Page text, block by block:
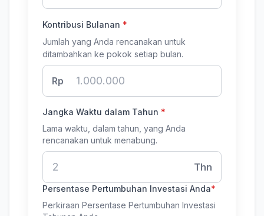
Kontribusi Bulanan *
Jumlah yang Anda rencanakan untuk
ditambahkan ke pokok setiap bulan.
Rp
Jangka Waktu dalam Tahun *
Lama waktu, dalam tahun, yang Anda
rencanakan untuk menabung.
Thn
Persentase Pertumbuhan Investasi Anda*
Perkiraan Persentase Pertumbuhan Investasi